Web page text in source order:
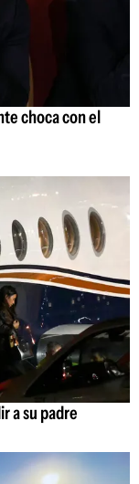
choca con el
a su padre